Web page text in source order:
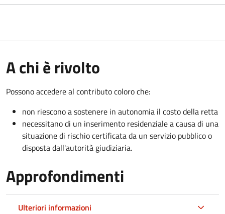
A chi è rivolto
Possono accedere al contributo coloro che:
non riescono a sostenere in autonomia il costo della retta
necessitano di un inserimento residenziale a causa di una
situazione di rischio certificata da un servizio pubblico o
disposta dall'autorità giudiziaria.
Approfondimenti
Ulteriori informazioni